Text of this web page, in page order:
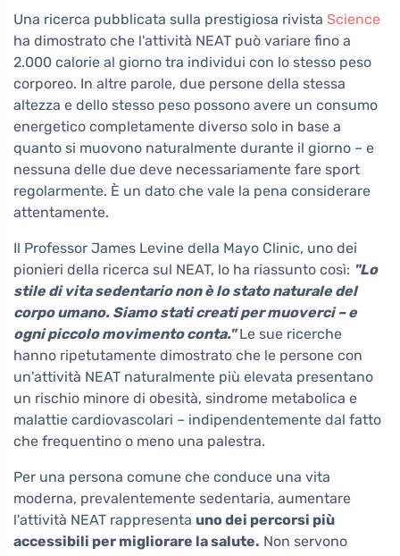
Una ricerca pubblicata sulla prestigiosa rivista Science
ha dimostrato che l'attività NEAT può variare fino a
2.000 calorie al giorno tra individui con lo stesso peso
corporeo. In altre parole, due persone della stessa
altezza e dello stesso peso possono avere un consumo
energetico completamente diverso solo in base a
quanto si muovono naturalmente durante il giorno – e
nessuna delle due deve necessariamente fare sport
regolarmente. È un dato che vale la pena considerare
attentamente.
Il Professor James Levine della Mayo Clinic, uno dei
pionieri della ricerca sul NEAT, lo ha riassunto così: "Lo
stile di vita sedentario non è lo stato naturale del
corpo umano. Siamo stati creati per muoverci – e
ogni piccolo movimento conta."Le sue ricerche
hanno ripetutamente dimostrato che le persone con
un'attività NEAT naturalmente più elevata presentano
un rischio minore di obesità, sindrome metabolica e
malattie cardiovascolari – indipendentemente dal fatto
che frequentino o meno una palestra.
Per una persona comune che conduce una vita
moderna, prevalentemente sedentaria, aumentare
l'attività NEAT rappresenta uno dei percorsi più
accessibili per migliorare la salute. Non servono